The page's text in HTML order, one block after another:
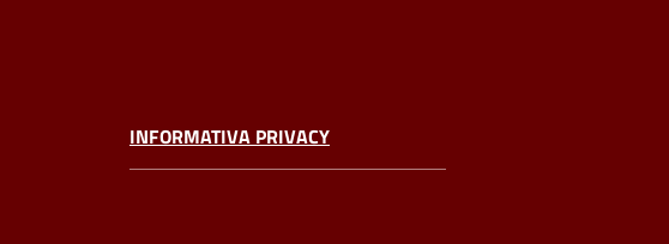
INFORMATIVA PRIVACY